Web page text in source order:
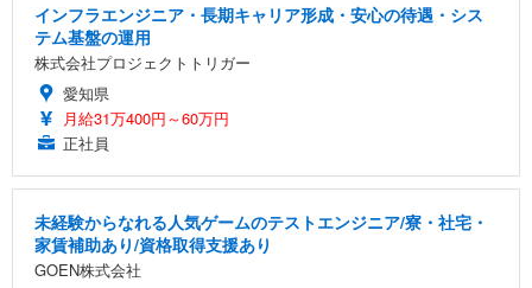
インフラエンジニア・長期キャリア形成・安心の待遇・シス
テム基盤の運用
株式会社プロジェクトトリガー
愛知県
月給31万400円～60万円
正社員
未経験からなれる人気ゲームのテストエンジニア/寮・社宅・
家賃補助あり/資格取得支援あり
GOEN株式会社